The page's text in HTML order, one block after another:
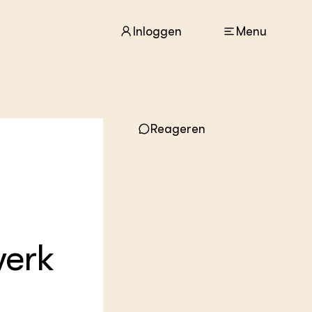
Inloggen Menu
ACTUEEL
Projecten
Lectoraten
Reageren